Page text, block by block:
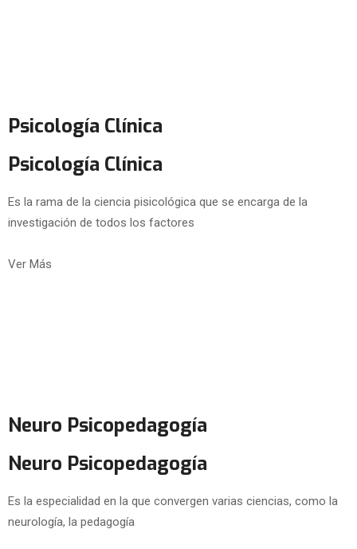
Psicología Clínica
Psicología Clínica
Es la rama de la ciencia pisicológica que se encarga de la
investigación de todos los factores
Ver Más
Neuro Psicopedagogía
Neuro Psicopedagogía
Es la especialidad en la que convergen varias ciencias, como la
neurología, la pedagogía